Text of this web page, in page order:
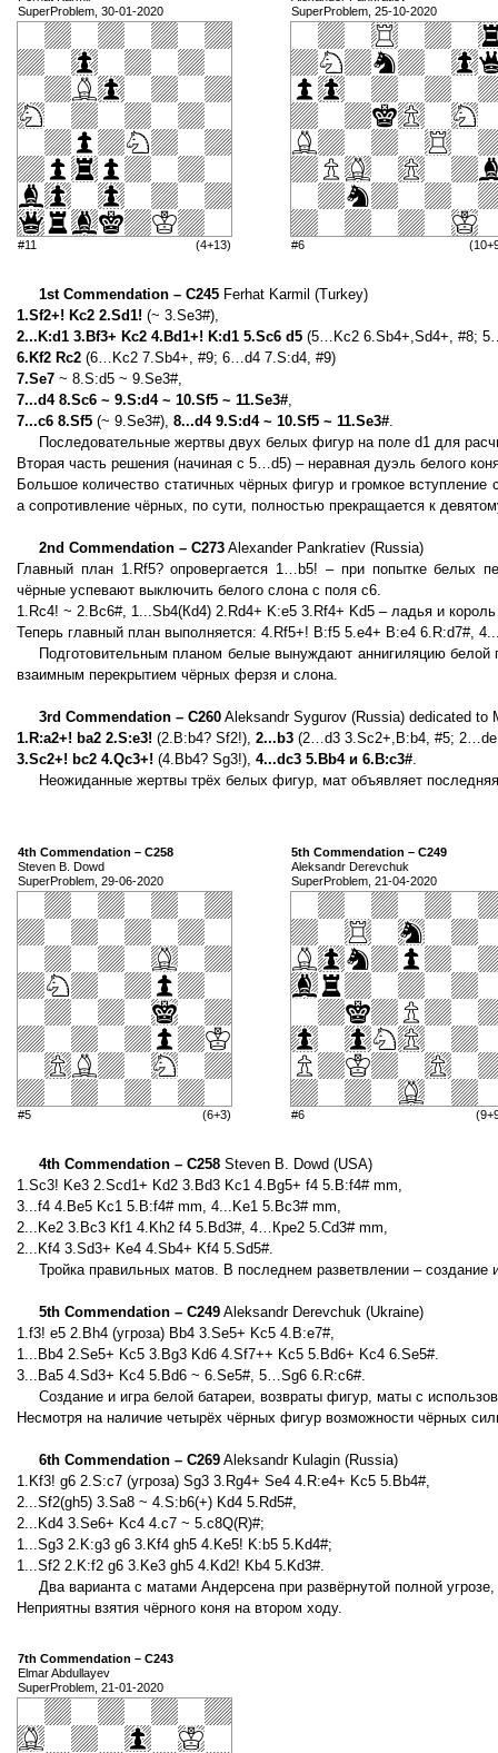
SuperProblem, 30-01-2020
#11 (4+13)
SuperProblem, 25-10-2020
#6
1st Commendation – C245 Ferhat Karmil (Turkey)
1.Sf2+! Kc2 2.Sd1! (~ 3.Se3#),
2...K:d1 3.Bf3+ Kc2 4.Bd1+! K:d1 5.Sc6 d5 (5…Kc2 6.Sb4+,Sd4+, #8;
6.Kf2 Rc2 (6…Kc2 7.Sb4+, #9; 6…d4 7.S:d4, #9)
7.Se7 ~ 8.S:d5 ~ 9.Se3#,
7...d4 8.Sc6 ~ 9.S:d4 ~ 10.Sf5 ~ 11.Se3#
7...c6 8.Sf5 (~ 9.Se3#), 8...d4 9.S:d4 ~ 10.Sf5 ~ 11.Se3#
Последовательные жертвы двух белых фигур на поле d1 для
Вторая часть решения (начиная с 5…d5) – неравная дуэль белого
Большое количество статичных чёрных фигур и громкое вступление
а сопротивление чёрных, по сути, полностью прекращается к
2nd Commendation – C273 Alexander Pankratiev (Russia)
Главный план 1.Rf5? опровергается 1…b5! – при попытке белых
чёрные успевают выключить белого слона с поля с6.
1.Rc4! ~ 2.Bc6#, 1...Sb4(Кd4) 2.Rd4+ K:e5 3.Rf4+ Kd5 – ладья и
Теперь главный план выполняется: 4.Rf5+! B:f5 5.e4+ B:e4 6.R:d7#,
Подготовительным планом белые вынуждают аннигиляцию белой
взаимным перекрытием чёрных ферзя и слона.
3rd Commendation – C260 Aleksandr Sygurov (Russia) dedicated to
1.R:a2+! ba2 2.S:e3! (2.B:b4? Sf2!), 2...b3 (2…d3 3.Sс2+,B:b4, #5; 2…de
3.Sc2+! bc2 4.Qc3+! (4.Bb4? Sg3!), 4...dc3 5.Bb4 и 6.B:c3#
Неожиданные жертвы трёх белых фигур, мат объявляет
4th Commendation – C258
Steven B. Dowd
SuperProblem, 29-06-2020
#5 (6+3)
5th Commendation – C249
Aleksandr Derevchuk
SuperProblem, 21-04-2020
#6
4th Commendation – C258 Steven B. Dowd (USA)
1.Sc3! Ke3 2.Scd1+ Kd2 3.Bd3 Kc1 4.Bg5+ f4 5.B:f4# mm,
3...f4 4.Be5 Kc1 5.B:f4# mm, 4...Ke1 5.Bc3# mm,
2...Ke2 3.Bc3 Kf1 4.Kh2 f4 5.Bd3#, 4…Кре2 5.Сd3# mm,
2...Kf4 3.Sd3+ Ke4 4.Sb4+ Kf4 5.Sd5#.
Тройка правильных матов. В последнем разветвлении – создание
5th Commendation – C249 Aleksandr Derevchuk (Ukraine)
1.f3! e5 2.Bh4 (угроза) Bb4 3.Se5+ Kc5 4.B:e7#,
1...Bb4 2.Se5+ Kc5 3.Bg3 Kd6 4.Sf7++ Kc5 5.Bd6+ Kc4 6.Se5#.
3...Ba5 4.Sd3+ Kc4 5.Bd6 ~ 6.Se5#, 5…Sg6 6.R:c6#.
Создание и игра белой батареи, возвраты фигур, маты с
Несмотря на наличие четырёх чёрных фигур возможности чёрных
6th Commendation – C269 Aleksandr Kulagin (Russia)
1.Kf3! g6 2.S:c7 (угроза) Sg3 3.Rg4+ Se4 4.R:e4+ Kc5 5.Bb4#,
2...Sf2(gh5) 3.Sa8 ~ 4.S:b6(+) Kd4 5.Rd5#,
2...Kd4 3.Se6+ Kc4 4.c7 ~ 5.c8Q(R)#;
1...Sg3 2.K:g3 g6 3.Kf4 gh5 4.Ke5! K:b5 5.Kd4#;
1...Sf2 2.K:f2 g6 3.Ke3 gh5 4.Kd2! Kb4 5.Kd3#.
Два варианта с матами Андерсена при развёрнутой полной
Неприятны взятия чёрного коня на втором ходу.
7th Commendation – C243
Elmar Abdullayev
SuperProblem, 21-01-2020